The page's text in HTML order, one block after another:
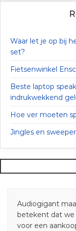
Waar let je op bij
set?
Fietsenwinkel
Beste laptop
indrukwekkend
Hoe ver moeten
Jingles en
Audiogigant
betekent dat
voor een